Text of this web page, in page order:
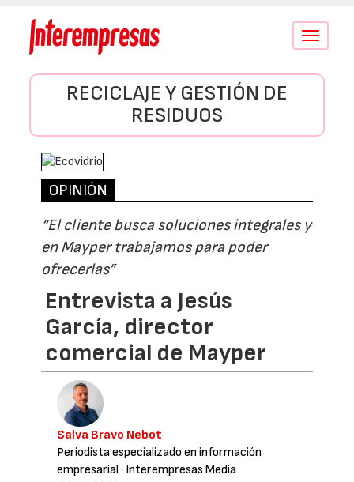
Conmutar
RECICLAJE Y GESTIÓN DE
RESIDUOS
OPINIÓN
“El cliente busca soluciones integrales y
en Mayper trabajamos para poder
ofrecerlas”
Entrevista a Jesús
García, director
comercial de Mayper
Salva Bravo Nebot
Periodista especializado en información
empresarial· Interempresas Media